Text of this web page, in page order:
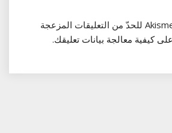
هذا الموقع يستخدم Akismet للحدّ من التعليقات المزعجة
كيفية معالجة بيانات تعليقك.